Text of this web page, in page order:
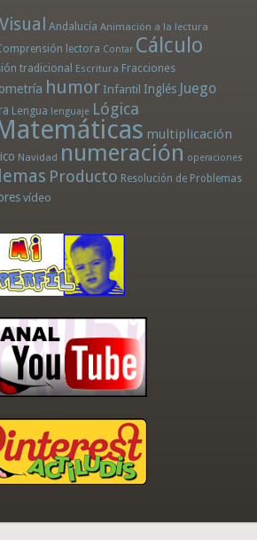
Andalucía Animación a la lectura
lectora Contar Cálculo
tradicional Escritura Fracciones
humor Infantil Inglés Juego
Lengua lenguaje Lógica
multiplicación
Navidad numeración operaciones
Producto Resolución de Problemas
vídeo